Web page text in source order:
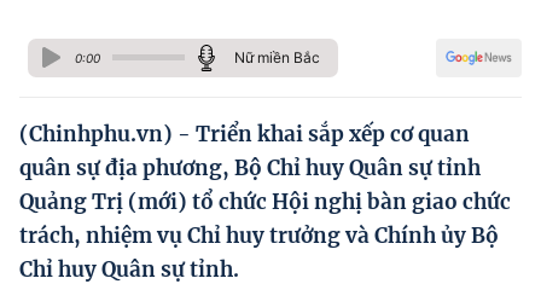
Chính sách và cuộc sống
Phát triển kinh tế tư nhân và doanh nghiệp dân tộc
Ocop và chuỗi giá trị Nông sản
Kinh tế tư nhân
0:00 Nữ miền Bắc
(Chinhphu.vn) - Triển khai sắp xếp cơ quan
quân sự địa phương, Bộ Chỉ huy Quân sự tỉnh
Quảng Trị (mới) tổ chức Hội nghị bàn giao chức
trách, nhiệm vụ Chỉ huy trưởng và Chính ủy Bộ
Chỉ huy Quân sự tỉnh.